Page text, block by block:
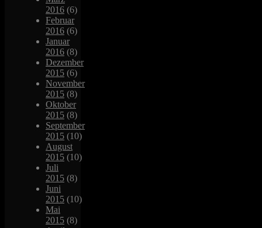
2016 (6)
Februar
2016 (6)
Januar
2016 (8)
Dezember
2015 (6)
November
2015 (8)
Oktober
2015 (8)
September
2015 (10)
August
2015 (10)
Juli
2015 (8)
Juni
2015 (10)
Mai
2015 (8)